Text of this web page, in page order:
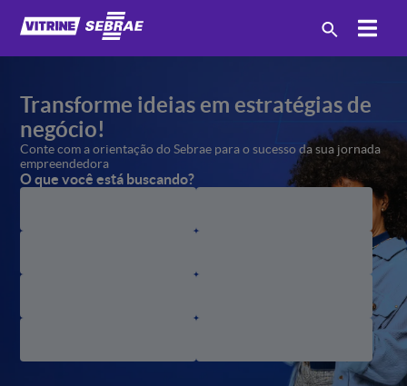
Transforme ideias em estratégiasde
negócio!
Conte com a orientaçãodo Sebrae para o sucessoda sua jornada
empreendedora
O que você está buscando?